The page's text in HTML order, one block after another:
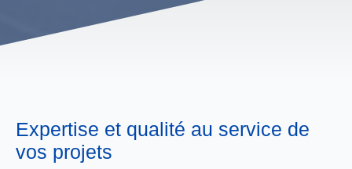
Expertise et qualité au service de
vos projets